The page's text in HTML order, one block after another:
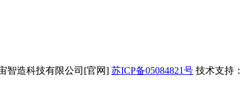
智造科技有限公司[官网] 苏ICP备05084821号 技术支持：